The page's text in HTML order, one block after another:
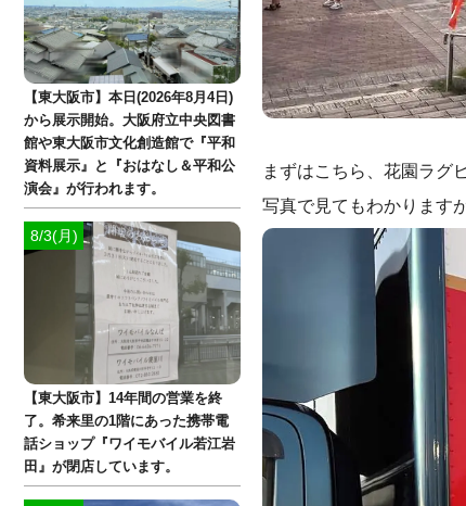
まずはこちら、花園ラグ
写真で見てもわかります
【東大阪市】本日(2026年8月4日)
から展示開始。大阪府立中央図書
館や東大阪市文化創造館で『平和
資料展示』と『おはなし＆平和公
演会』が行われます。
8/3(月)
【東大阪市】14年間の営業を終
了。希来里の1階にあった携帯電
話ショップ『ワイモバイル若江岩
田』が閉店しています。